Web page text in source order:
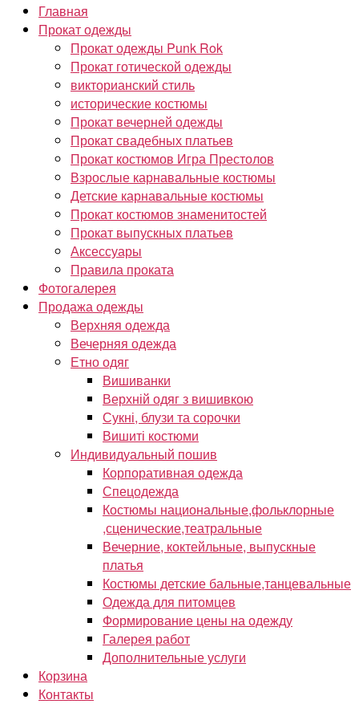
Главная
Прокат одежды
Прокат одежды Punk Rok
Прокат готической одежды
викторианский стиль
исторические костюмы
Прокат вечерней одежды
Прокат свадебных платьев
Прокат костюмов Игра Престолов
Взрослые карнавальные костюмы
Детские карнавальные костюмы
Прокат костюмов знаменитостей
Прокат выпускных платьев
Аксессуары
Правила проката
Фотогалерея
Продажа одежды
Верхняя одежда
Вечерняя одежда
Етно одяг
Вишиванки
Верхній одяг з вишивкою
Сукні, блузи та сорочки
Вишиті костюми
Индивидуальный пошив
Корпоративная одежда
Спецодежда
Костюмы национальные,фольклорные
,сценические,театральные
Вечерние, коктейльные, выпускные
платья
Костюмы детские бальные,танцевальные
Одежда для питомцев
Формирование цены на одежду
Галерея работ
Дополнительные услуги
Корзина
Контакты